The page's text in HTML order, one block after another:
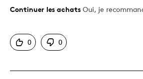
Le pour
Très bonne qualité
Continuer les achats Oui, je
0 0